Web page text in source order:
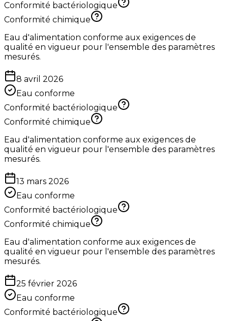
Conformité bactériologique
Conformité chimique
Eau d'alimentation conforme aux exigences de
qualité en vigueur pour l'ensemble des paramètres
mesurés.
8 avril 2026
Eau conforme
Conformité bactériologique
Conformité chimique
Eau d'alimentation conforme aux exigences de
qualité en vigueur pour l'ensemble des paramètres
mesurés.
13 mars 2026
Eau conforme
Conformité bactériologique
Conformité chimique
Eau d'alimentation conforme aux exigences de
qualité en vigueur pour l'ensemble des paramètres
mesurés.
25 février 2026
Eau conforme
Conformité bactériologique